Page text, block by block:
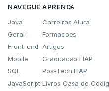
NAVEGUE
Java
Geral
Front-end
Mobile
SQL
JavaScript
APRENDA
Carreiras Alura
Formacoes
Artigos
Graduacao FIAP
Pos-Tech FIAP
Livros Casa do